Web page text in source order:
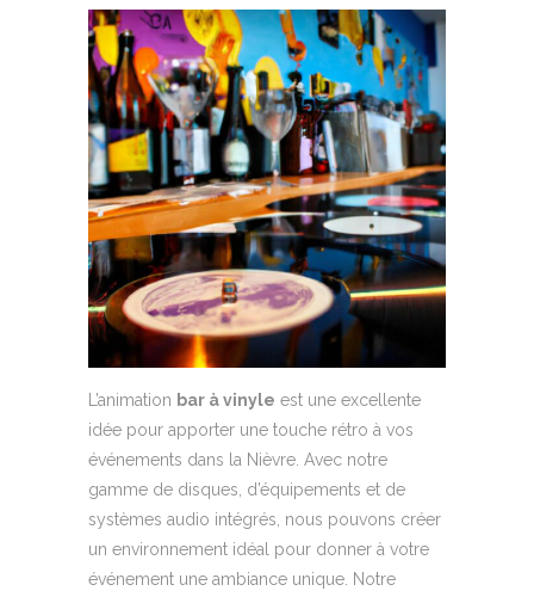
L’animation bar à vinyle est une excellente
idée pour apporter une touche rétro à vos
événements dans la Nièvre. Avec notre
gamme de disques, d’équipements et de
systèmes audio intégrés, nous pouvons créer
un environnement idéal pour donner à votre
événement une ambiance unique. Notre